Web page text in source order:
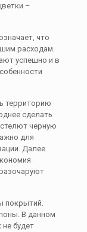
–
что
расходам.
успешно и в
территорию
сделать
черную
для
Далее
покрытий.
В данном
будет